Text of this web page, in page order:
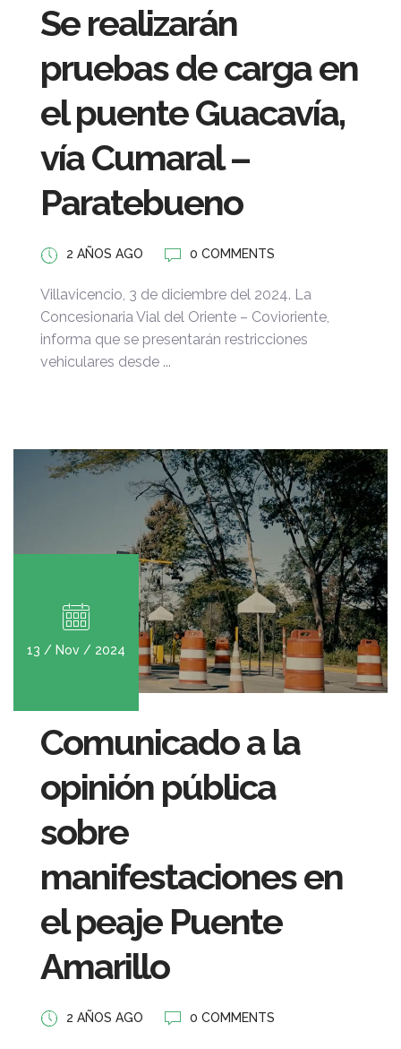
Se realizarán
pruebas de carga en
el puente Guacavía,
vía Cumaral –
Paratebueno
2 AÑOS AGO 0 COMMENTS
Villavicencio, 3 de diciembre del 2024. La
Concesionaria Vial del Oriente – Covioriente,
informa que se presentarán restricciones
vehiculares desde ...
13 / Nov / 2024
Comunicado a la
opinión pública
sobre
manifestaciones en
el peaje Puente
Amarillo
2 AÑOS AGO 0 COMMENTS